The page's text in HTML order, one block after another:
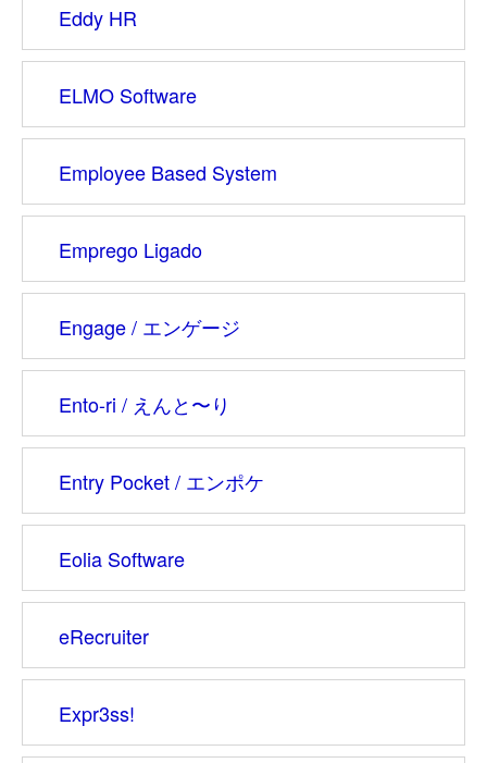
Eddy HR
ELMO Software
Employee Based System
Emprego Ligado
Engage / エンゲージ
Ento-ri / えんと〜り
Entry Pocket / エンポケ
Eolia Software
eRecruiter
Expr3ss!